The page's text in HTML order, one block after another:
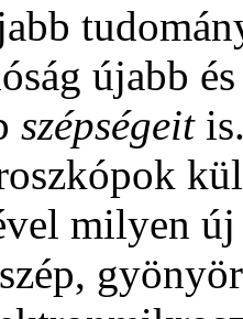
újabb
szépségeit
milyen